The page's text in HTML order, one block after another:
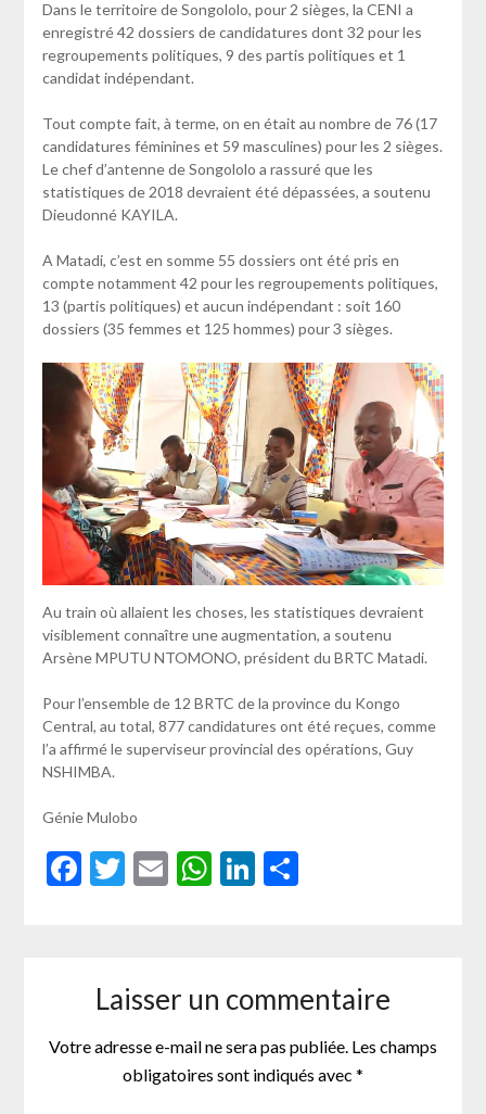
Dans le territoire de Songololo, pour 2 sièges, la CENI a
enregistré 42 dossiers de candidatures dont 32 pour les
regroupements politiques, 9 des partis politiques et 1
candidat indépendant.
Tout compte fait, à terme, on en était au nombre de 76 (17
candidatures féminines et 59 masculines) pour les 2 sièges.
Le chef d’antenne de Songololo a rassuré que les
statistiques de 2018 devraient été dépassées, a soutenu
Dieudonné KAYILA.
A Matadi, c’est en somme 55 dossiers ont été pris en
compte notamment 42 pour les regroupements politiques,
13 (partis politiques) et aucun indépendant : soit 160
dossiers (35 femmes et 125 hommes) pour 3 sièges.
Au train où allaient les choses, les statistiques devraient
visiblement connaître une augmentation, a soutenu
Arsène MPUTU NTOMONO, président du BRTC Matadi.
Pour l’ensemble de 12 BRTC de la province du Kongo
Central, au total, 877 candidatures ont été reçues, comme
l’a affirmé le superviseur provincial des opérations, Guy
NSHIMBA.
Génie Mulobo
Facebook
Twitter
EmailWhatsApp
LinkedIn
Partager
Laisser un commentaire
Votre adresse e-mail ne sera pas publiée. Les champs
obligatoires sont indiqués avec *